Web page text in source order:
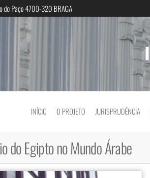
do Paço 4700-320 BRAGA
INÍCIO O PROJETO JURISPRUDÊNCIA
do Egipto no Mundo Árabe